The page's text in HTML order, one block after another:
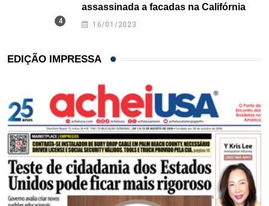
assassinada a facadas na Califórnia
16/01/2023
EDIÇÃO IMPRESSA